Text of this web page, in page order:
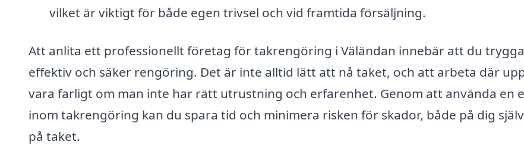
vilket är viktigt för både egen trivsel och vid framtida försäljning.
Att anlita ett professionellt företag för takrengöring i Väländan innebär att du
effektiv och säker rengöring. Det är inte alltid lätt att nå taket, och att arbeta där
vara farligt om man inte har rätt utrustning och erfarenhet. Genom att använda en
inom takrengöring kan du spara tid och minimera risken för skador, både på dig
på taket.